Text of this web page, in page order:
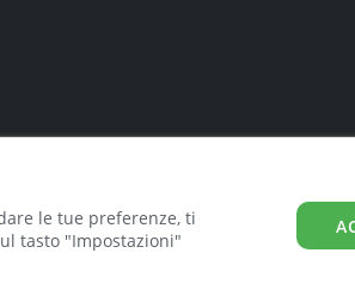
le tue preferenze, ti
tasto "Impostazioni"